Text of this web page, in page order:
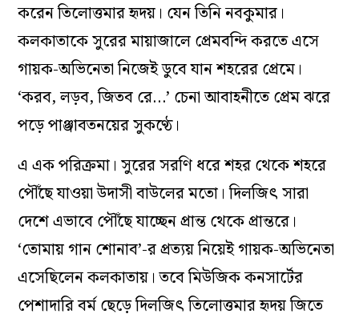
করেন তিলোত্তমার হৃদয়। যেন তিনি নবকুমার।
কলকাতাকে সুরের মায়াজালে প্রেমবন্দি করতে এসে
গায়ক-অভিনেতা নিজেই ডুবে যান শহরের প্রেমে।
‘করব, লড়ব, জিতব রে…’ চেনা আবাহনীতে প্রেম ঝরে
পড়ে পাঞ্জাবতনয়ের সুকণ্ঠে।
এ এক পরিক্রমা। সুরের সরণি ধরে শহর থেকে শহরে
পৌঁছে যাওয়া উদাসী বাউলের মতো। দিলজিৎ সারা
দেশে এভাবে পৌঁছে যাচ্ছেন প্রান্ত থেকে প্রান্তরে।
‘তোমায় গান শোনাব’-র প্রত্যয় নিয়েই গায়ক-অভিনেতা
এসেছিলেন কলকাতায়। তবে মিউজিক কনসার্টের
পেশাদারি বর্ম ছেড়ে দিলজিৎ তিলোত্তমার হৃদয় জিতে